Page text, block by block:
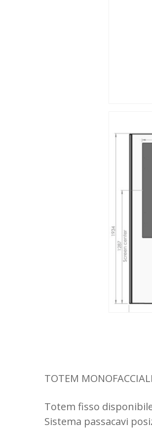
TOTEM
Totem fisso
Sistema passacavi